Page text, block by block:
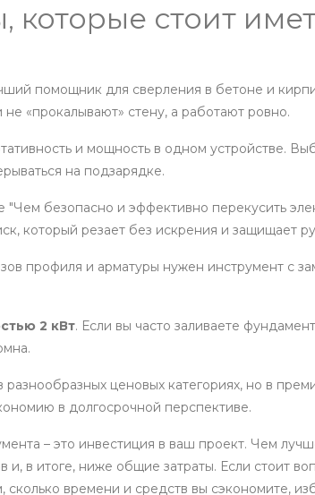
которые стоит
помощник для сверления в бетоне и
«прокалывают» стену, а работают ровно.
и мощность в одном устройстве.
на подзарядке.
"Чем безопасно и эффективно перекусить
который резает без искрения и защищает
профиля и арматуры нужен инструмент с
2 кВт. Если вы часто заливаете
ценовых категориях, но в
в долгосрочной перспективе.
– это инвестиция в ваш проект. Чем
в итоге, ниже общие затраты. Если стоит
сколько времени и средств вы сэкономите,